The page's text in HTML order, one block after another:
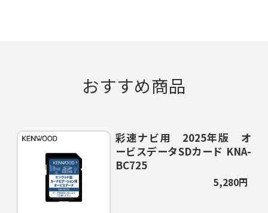
おすすめ商品
彩速ナビ用 2025年版 オ
ービスデータSDカード KNA-
BC725
5,280円